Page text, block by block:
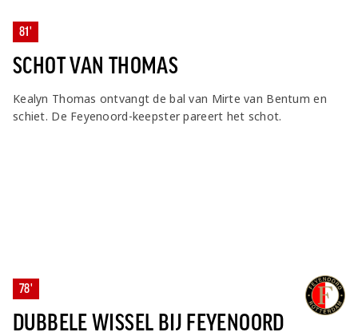
81'
SCHOT VAN THOMAS
Kealyn Thomas ontvangt de bal van Mirte van Bentum en
schiet. De Feyenoord-keepster pareert het schot.
78'
DUBBELE WISSEL BIJ FEYENOORD